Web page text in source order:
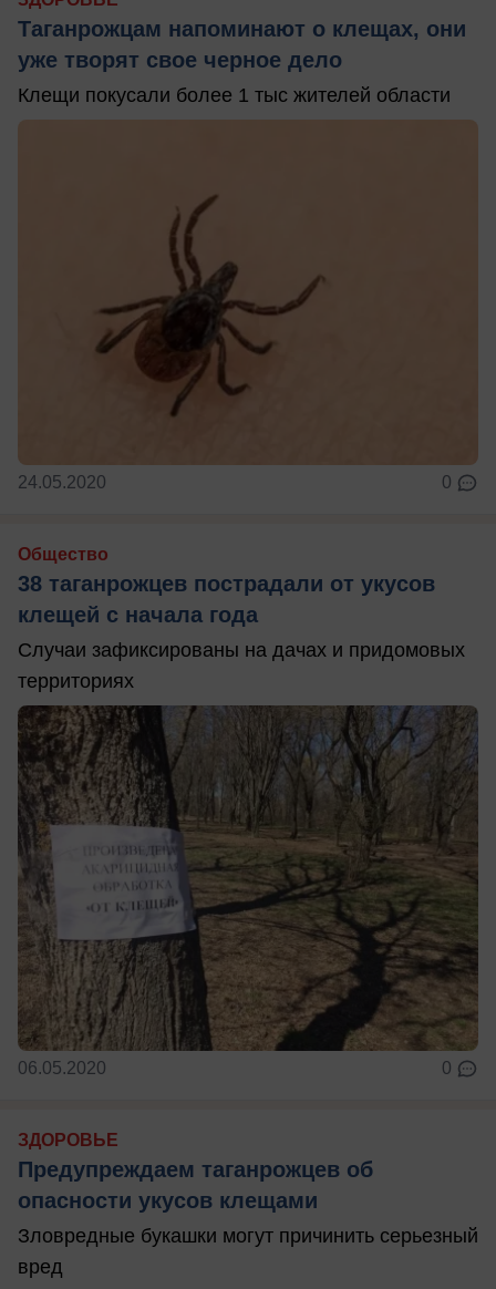
Таганрожцам напоминают о клещах, они
уже творят свое черное дело
Клещи покусали более 1 тыс жителей области
24.05.2020 0
Общество
38 таганрожцев пострадали от укусов
клещей с начала года
Случаи зафиксированы на дачах и придомовых
территориях
06.05.2020 0
ЗДОРОВЬЕ
Предупреждаем таганрожцев об
опасности укусов клещами
Зловредные букашки могут причинить серьезный
вред